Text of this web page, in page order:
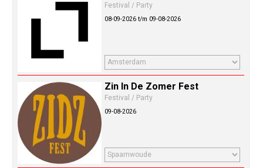
Festival / Party
08-09-2026 t/m 09-08-2026
Zin In De Zomer Fest
Festival / Party
09-08-2026